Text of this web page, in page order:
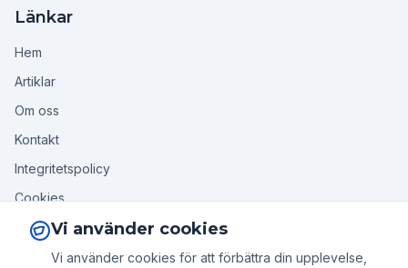
Länkar
Hem
Artiklar
Om oss
Kontakt
Integritetspolicy
Cookies
Följ oss
Vi använder cookies
Vi använder cookies för att förbättra din upplevelse,